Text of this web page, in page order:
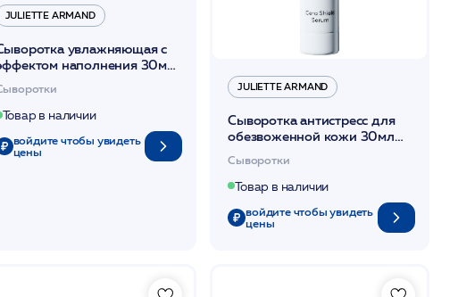
JULIETTE ARMAND
увлажняющая с
наполнения 30мл
Товар в наличии
войдите чтобы увидеть
цены
JULIETTE ARMAND
Сыворотка антистресс для
обезвоженной кожи 30мл
Сыворотки
Товар в наличии
войдите чтобы увидеть
цены